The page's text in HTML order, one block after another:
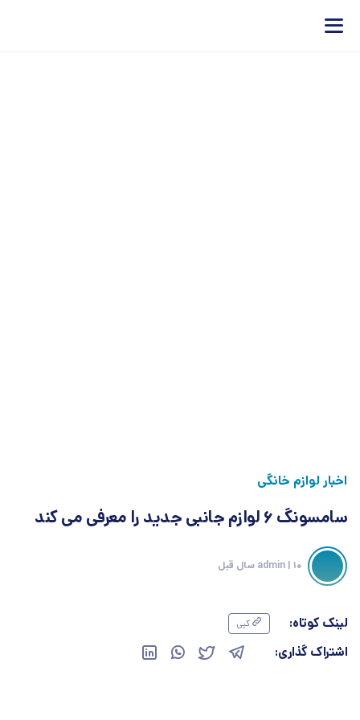
اخبار لوازم خانگی
سامسونگ 6 لوازم جانبی جدید را معرفی می کند
admin | 10 سال قبل
لینک کوتاه: کپی
اشتراک گذاری: